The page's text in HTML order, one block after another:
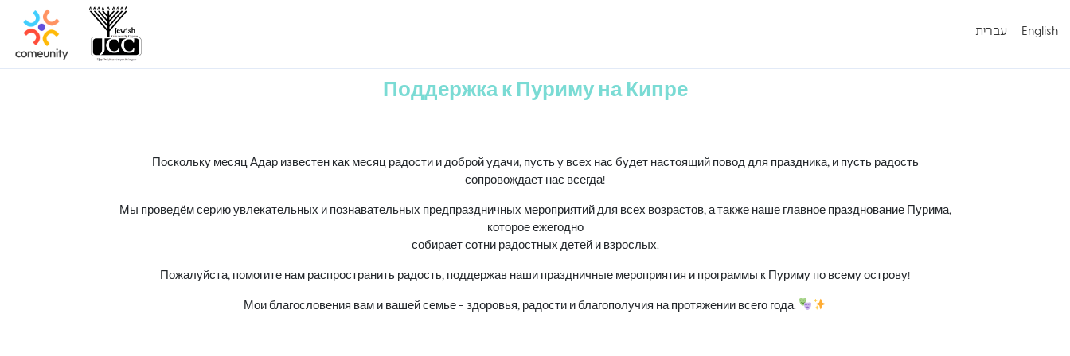
עברית English
Поддержка к Пуриму на Кипре
Поскольку месяц Адар известен как месяц радости и доброй удачи, пусть у всех нас будет настоящий повод для праздника, и пусть радость
сопровождает нас всегда!
Мы проведём серию увлекательных и познавательных предпраздничных мероприятий для всех возрастов, а также наше главное празднование Пурима,
которое ежегодно
собирает сотни радостных детей и взрослых.
Пожалуйста, помогите нам распространить радость, поддержав наши праздничные мероприятия и программы к Пуриму по всему острову!
Мои благословения вам и вашей семье - здоровья, радости и благополучия на протяжении всего года.